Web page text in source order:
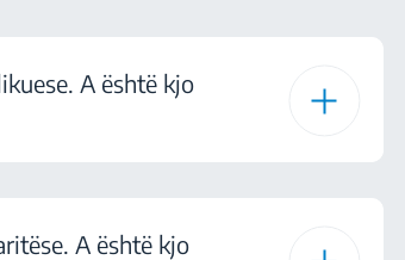
A është kjo
A është kjo